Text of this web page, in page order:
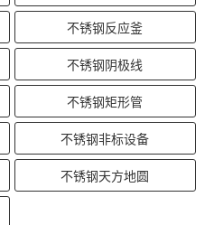
不锈钢反应釜
不锈钢阴极线
不锈钢矩形管
不锈钢非标设备
不锈钢天方地圆